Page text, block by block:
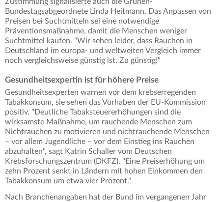
Bundestagsabgeordnete Linda Heitmann. Das Anpassen von
Preisen bei Suchtmitteln sei eine notwendige
Präventionsmaßnahme, damit die Menschen weniger
Suchtmittel kaufen. "Wir sehen leider, dass Rauchen in
Deutschland im europa- und weltweiten Vergleich immer
noch vergleichsweise günstig ist. Zu günstig!"
Gesundheitsexpertin ist für höhere Preise
Gesundheitsexperten warnen vor dem krebserregenden
Tabakkonsum, sie sehen das Vorhaben der EU-Kommission
positiv. "Deutliche Tabaksteuererhöhungen sind die
wirksamste Maßnahme, um rauchende Menschen zum
Nichtrauchen zu motivieren und nichtrauchende Menschen
– vor allem Jugendliche – vor dem Einstieg ins Rauchen
abzuhalten", sagt Katrin Schaller vom Deutschen
Krebsforschungszentrum (DKFZ). "Eine Preiserhöhung um
zehn Prozent senkt in Ländern mit hohen Einkommen den
Tabakkonsum um etwa vier Prozent."
Nach Branchenangaben hat der Bund im vergangenen Jahr